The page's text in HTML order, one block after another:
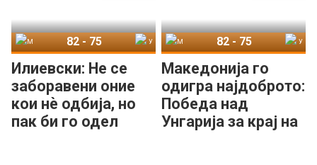
Илиевски: Не се
заборавени оние
кои нè одбија, но
пак би го одел
82-75
Македонија го
одигра најдоброто:
Победа над
Унгарија за крај на
82-75